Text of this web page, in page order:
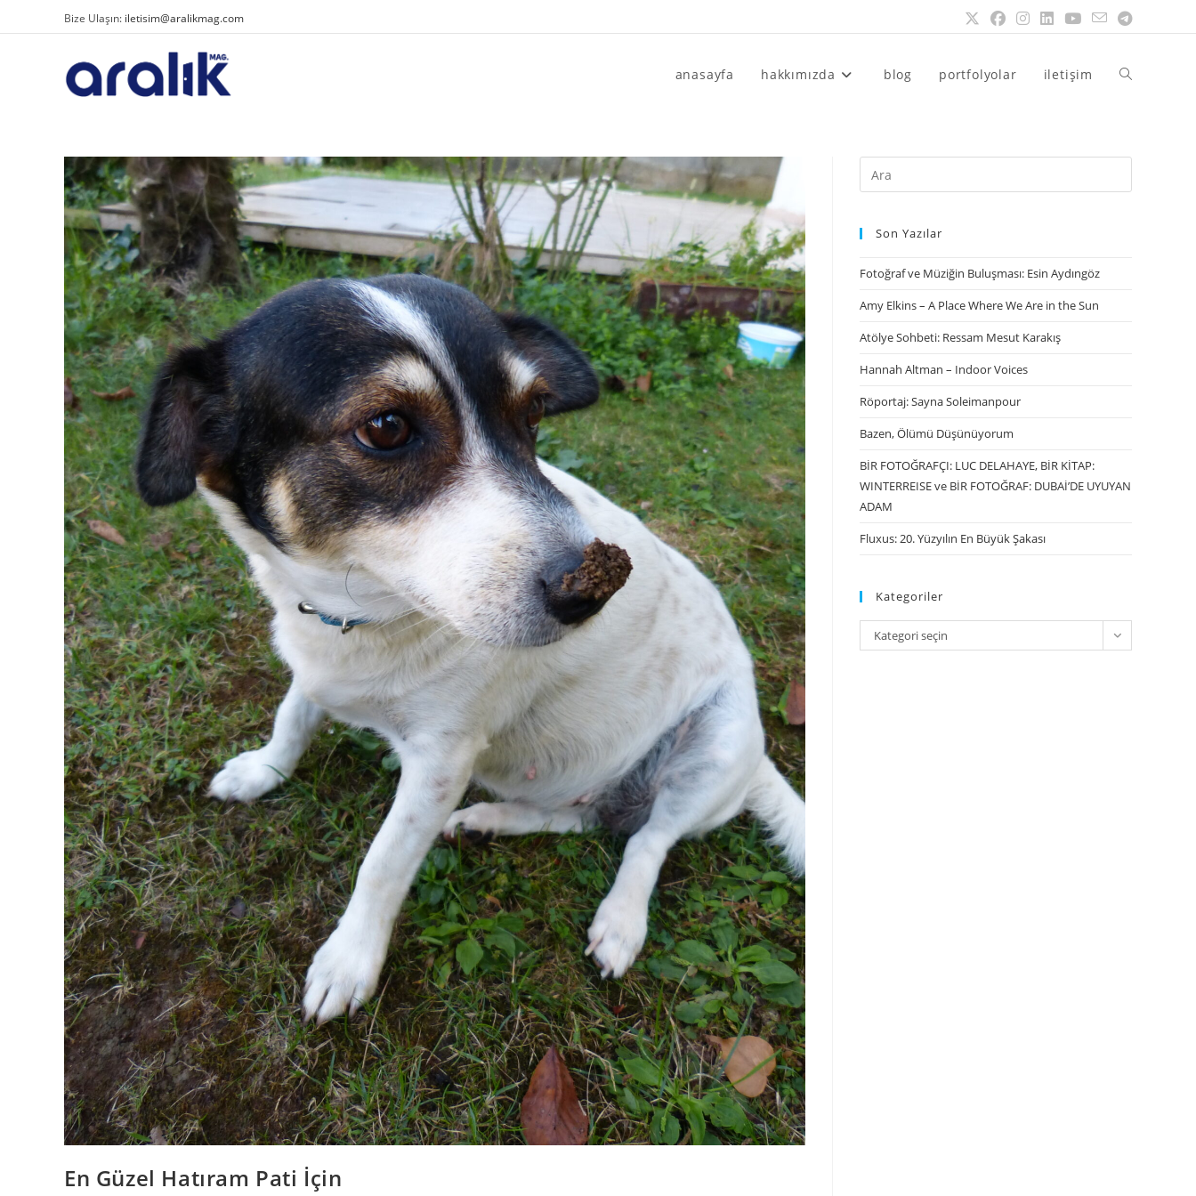
Bize Ulaşın: iletisim@aralikmag.com
anasayfa hakkımızda blog portfolyolar iletişim
En Güzel Hatıram Pati İçin
Son Yazılar
Fotoğraf ve Müziğin Buluşması: Esin Aydıngöz
Amy Elkins – A Place Where We Are in the Sun
Atölye Sohbeti: Ressam Mesut Karakış
Hannah Altman – Indoor Voices
Röportaj: Sayna Soleimanpour
Bazen, Ölümü Düşünüyorum
BİR FOTOĞRAFÇI: LUC DELAHAYE, BİR KİTAP:
WINTERREISE ve BİR FOTOĞRAF: DUBAİ’DE UYUYAN
ADAM
Fluxus: 20. Yüzyılın En Büyük Şakası
Kategoriler
Kategori seçin